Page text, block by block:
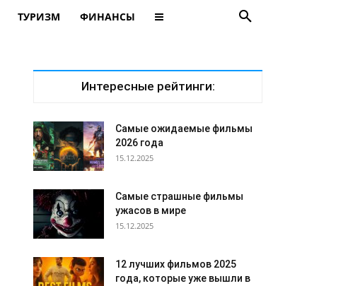
ТУРИЗМ ФИНАНСЫ
Интересные рейтинги:
Самые ожидаемые фильмы
2026 года
15.12.2025
Самые страшные фильмы
ужасов в мире
15.12.2025
12 лучших фильмов 2025
года, которые уже вышли в